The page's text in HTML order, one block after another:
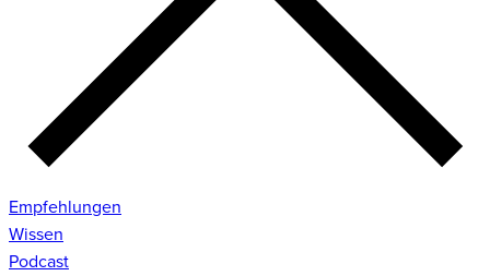
Empfehlungen
Wissen
Podcast